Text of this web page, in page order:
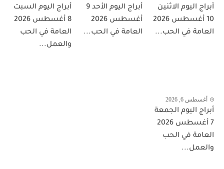
أبراج اليوم الاثنين
10 أغسطس 2026
العامة في الحب...
أبراج اليوم الأحد 9
أغسطس 2026
العامة في الحب...
أبراج اليوم السبت
8 أغسطس 2026
العامة في الحب
والعمل...
أغسطس 6, 2026
أبراج اليوم الجمعة
7 أغسطس 2026
العامة في الحب
والعمل...